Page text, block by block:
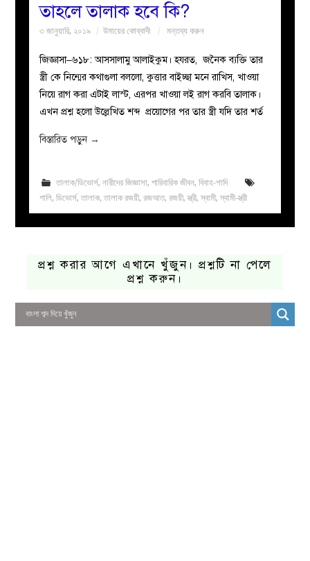
পাতা
মজলিস
প্রশ্ন
তাহলে তালাক হবে কি?
৩ জানুয়ারি, ২০১৯ উমায়ের কোব্বাদী মন্তব্য করুন
জিজ্ঞাসা–৬১৮: আসসালামু আলাইকুম। হযরত, জনৈক ব্যক্তি তার
স্ত্রী কে নিন্মের কথাগুলা বললো, কুত্তার বাইচ্ছা মনে রাখিস, খাওয়া
নিয়ে রাগ করা এটাই লাস্ট, এরপর খাওয়া লই রাগ করবি তালাক।
এখন প্রশ্ন হলো উল্লেখিত শব্দ প্রয়োগের পর তার স্ত্রী যদি তার শর্ত
বিস্তারিত পড়ুন →
তালাক/ডিভোর্স, নারীদের জিজ্ঞাসা, পারিবারিক জীবন, বিবাহ-শাদি
গালি,ডিভোর্স,তালাক,তালাক রজয়ী,রজআত,রজয়ী,স্ত্রী,স্বামী,স্বামী-স্ত্রী
প্রশ্ন করার আগে এখানে খুঁজুন। প্রশ্নটি না পেলে
প্রশ্ন করুন।